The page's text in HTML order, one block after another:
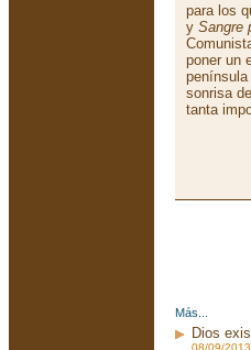
para los
y Sangre
poner un
sonrisa
tanta
Más...
Dios
08/09/